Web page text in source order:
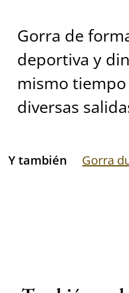
Gorra de
deportiva y
mismo
diversas
Y también Gorra